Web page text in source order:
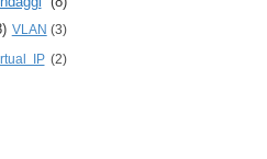
VLAN (3)
IP (2)